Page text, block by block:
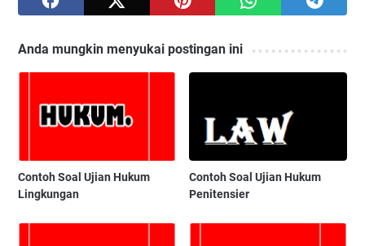
Anda mungkin menyukai postingan ini
Contoh Soal Ujian Hukum
Lingkungan
Contoh Soal Ujian Hukum
Penitensier